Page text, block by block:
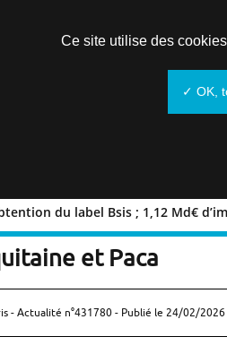
du label Bsis ; 1,12 Md€
du label Bsis ;
et Paca
- Actualité n°431780 - Publié le 24/02/2026
Ce site utilise des
✓ OK,